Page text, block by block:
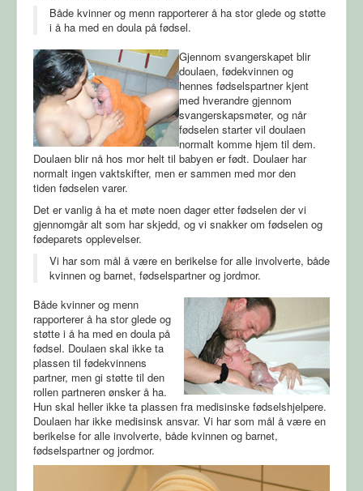
Både kvinner og menn rapporterer å ha stor glede og støtte
i å ha med en doula på fødsel.
Gjennom svangerskapet blir
doulaen, fødekvinnen og
hennes fødselspartner kjent
med hverandre gjennom
svangerskapsmøter, og når
fødselen starter vil doulaen
normalt komme hjem til dem.
Doulaen blir nå hos mor helt til babyen er født. Doulaer har
normalt ingen vaktskifter, men er sammen med mor den
tiden fødselen varer.
Det er vanlig å ha et møte noen dager etter fødselen der vi
gjennomgår alt som har skjedd, og vi snakker om fødselen og
fødeparets opplevelser.
Vi har som mål å være en berikelse for alle involverte, både
kvinnen og barnet, fødselspartner og jordmor.
Både kvinner og menn
rapporterer å ha stor glede og
støtte i å ha med en doula på
fødsel. Doulaen skal ikke ta
plassen til fødekvinnens
partner, men gi støtte til den
rollen partneren ønsker å ha.
Hun skal heller ikke ta plassen fra medisinske fødselshjelpere.
Doulaen har ikke medisinsk ansvar. Vi har som mål å være en
berikelse for alle involverte, både kvinnen og barnet,
fødselspartner og jordmor.